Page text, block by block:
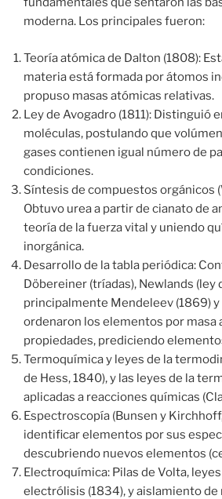
moderna. Los principales fueron:
Teoría atómica de Dalton (1808):
materia está formada por átomos
propuso masas atómicas relativas.
Ley de Avogadro (1811): Distinguió
moléculas, postulando que
gases contienen igual número de
condiciones.
Síntesis de compuestos orgánicos
Obtuvo urea a partir de cianato de
teoría de la fuerza vital y uniendo
inorgánica.
Desarrollo de la tabla periódica:
Döbereiner (tríadas), Newlands (ley
principalmente Mendeleev (1869)
ordenaron los elementos por masa
propiedades, prediciendo
Termoquímica y leyes de la
de Hess, 1840), y las leyes de la
aplicadas a reacciones químicas
Espectroscopía (Bunsen y
identificar elementos por sus
descubriendo nuevos elementos
Electroquímica: Pilas de Volta,
electrólisis (1834), y aislamiento de